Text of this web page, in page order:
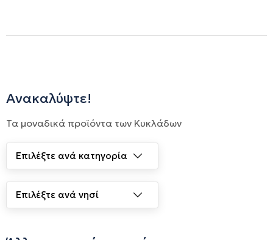
Ανακαλύψτε!
Τα μοναδικά προϊόντα των Κυκλάδων